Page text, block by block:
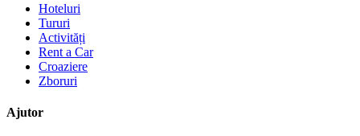
Hoteluri
Tururi
Activități
Rent a Car
Croaziere
Zboruri
Ajutor